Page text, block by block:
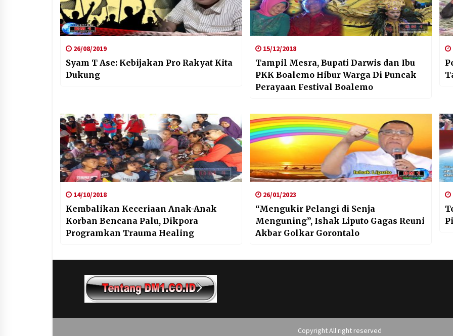
26/08/2019
Syam T Ase: Kebijakan Pro Rakyat Kita
Dukung
15/12/2018
Tampil Mesra, Bupati Darwis dan Ibu
PKK Boalemo Hibur Warga Di Puncak
Perayaan Festival Boalemo
14/10/2018
Kembalikan Keceriaan Anak-Anak
Korban Bencana Palu, Dikpora
Programkan Trauma Healing
26/01/2023
“Mengukir Pelangi di Senja
Menguning”, Ishak Liputo Gagas Reuni
Akbar Golkar Gorontalo
Copyright All right reserved